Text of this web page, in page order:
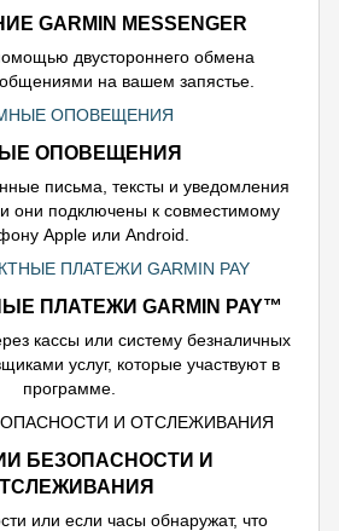
GARMIN MESSENGER
двустороннего обмена
на вашем запястье.
ОПОВЕЩЕНИЯ
письма, тексты и уведомления
они подключены к совместимому
Apple или Android.
ПЛАТЕЖИ GARMIN PAY™
кассы или систему безналичных
услуг, которые участвуют в
программе.
БЕЗОПАСНОСТИ И
или если часы обнаружат, что